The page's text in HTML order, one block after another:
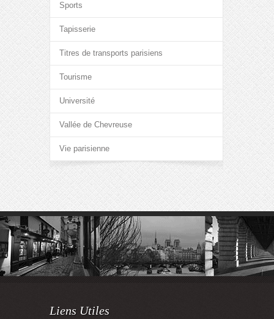
Sports
Tapisserie
Titres de transports parisiens
Tourisme
Université
Vallée de Chevreuse
Vie parisienne
Liens Utiles